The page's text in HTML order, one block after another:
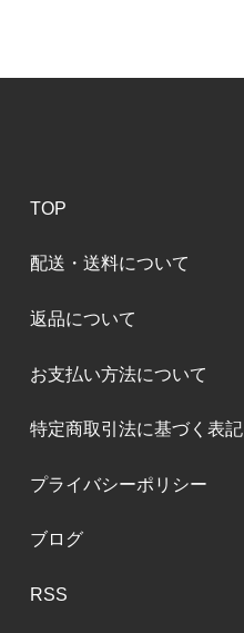
TOP
配送・送料について
返品について
お支払い方法について
特定商取引法に基づく表記
プライバシーポリシー
ブログ
RSS